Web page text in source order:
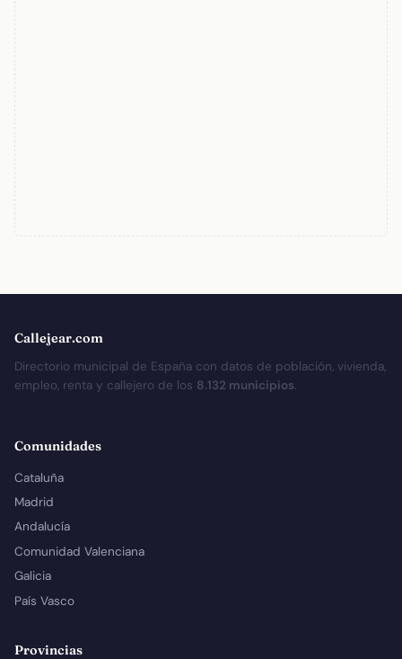
Callejear.com
Directorio municipal de España con datos de población, vivienda,
empleo, renta y callejero de los 8.132 municipios.
Comunidades
Cataluña
Madrid
Andalucía
Comunidad Valenciana
Galicia
País Vasco
Provincias